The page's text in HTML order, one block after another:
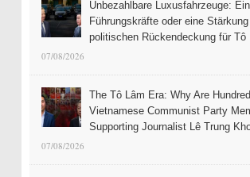
Unbezahlbare Luxusfahrzeuge:
Führungskräfte oder eine
politischen Rückendeckung für Tô
07/08/2026
The Tô Lâm Era: Why Are
Vietnamese Communist Party
Supporting Journalist Lê Trung
07/08/2026